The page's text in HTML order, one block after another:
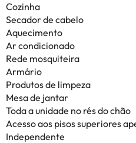
Cozinha
Secador de cabelo
Aquecimento
Ar condicionado
Rede mosquiteira
Armário
Produtos de limpeza
Mesa de jantar
Toda a unidade no rés do chão
Acesso aos pisos superiores
Independente